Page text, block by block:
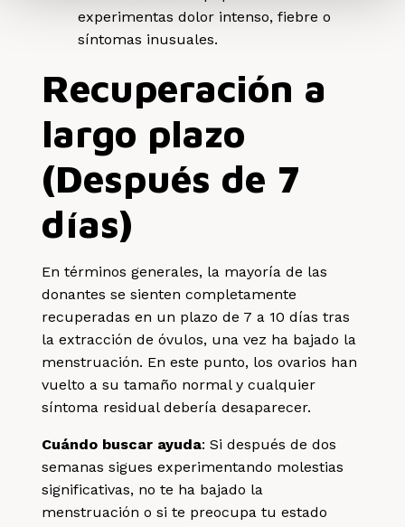
experimentas dolor intenso, fiebre o
síntomas inusuales.
Recuperación a
largo plazo
(Después de 7
días)
En términos generales, la mayoría de las
donantes se sienten completamente
recuperadas en un plazo de 7 a 10 días tras
la extracción de óvulos, una vez ha bajado la
menstruación. En este punto, los ovarios han
vuelto a su tamaño normal y cualquier
síntoma residual debería desaparecer.
Cuándo buscar ayuda: Si después de dos
semanas sigues experimentando molestias
significativas, no te ha bajado la
menstruación o si te preocupa tu estado